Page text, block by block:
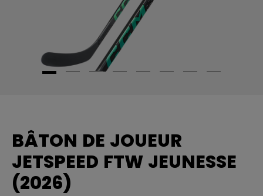
BÂTON DE JOUEUR
JETSPEED FTW JEUNESSE
(2026)